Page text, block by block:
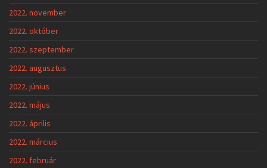
2022. november
2022. október
2022. szeptember
2022. augusztus
2022. június
2022. május
2022. április
2022. március
2022. február